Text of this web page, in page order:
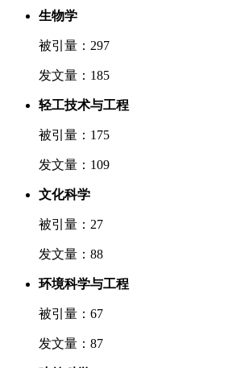
生物学
被引量：297
发文量：185
轻工技术与工程
被引量：175
发文量：109
文化科学
被引量：27
发文量：88
环境科学与工程
被引量：67
发文量：87